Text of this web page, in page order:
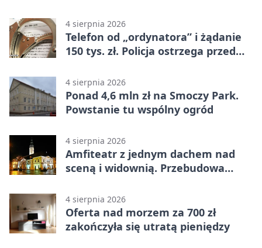
4 sierpnia 2026
Telefon od „ordynatora” i żądanie
150 tys. zł. Policja ostrzega przed
4 sierpnia 2026
Ponad 4,6 mln zł na Smoczy Park.
Powstanie tu wspólny ogród
4 sierpnia 2026
Amfiteatr z jednym dachem nad
sceną i widownią. Przebudowa
4 sierpnia 2026
Oferta nad morzem za 700 zł
zakończyła się utratą pieniędzy